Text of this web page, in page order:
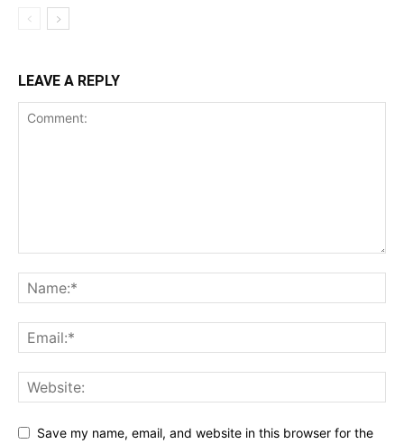
LEAVE A REPLY
Save my name, email, and website in this browser for the